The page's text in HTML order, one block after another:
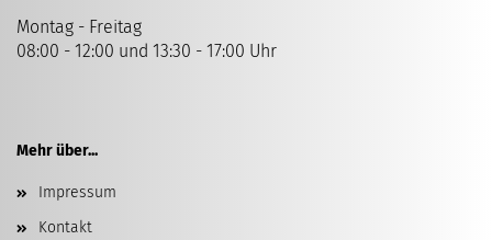
Montag - Freitag
08:00 - 12:00 und 13:30 - 17:00 Uhr
Mehr über...
Impressum
Kontakt